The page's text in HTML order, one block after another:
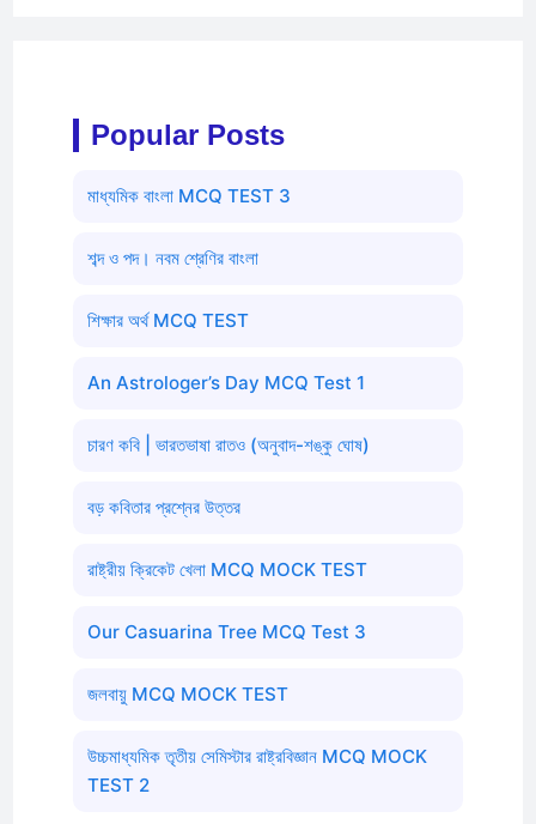
Popular Posts
মাধ্যমিক বাংলা MCQ TEST 3
শব্দ ও পদ। নবম শ্রেণির বাংলা
শিক্ষার অর্থ MCQ TEST
An Astrologer’s Day MCQ Test 1
চারণ কবি | ভারতভাষা রাতও (অনুবাদ-শঙ্কু ঘোষ)
বড় কবিতার প্রশ্নের উত্তর
রাষ্ট্রীয় ক্রিকেট খেলা MCQ MOCK TEST
Our Casuarina Tree MCQ Test 3
জলবায়ু MCQ MOCK TEST
উচ্চমাধ্যমিক তৃতীয় সেমিস্টার রাষ্ট্রবিজ্ঞান MCQ MOCK
TEST 2